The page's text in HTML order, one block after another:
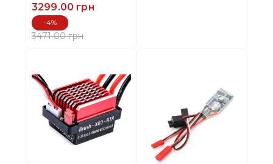
3299.00 грн
-4%
3471.00 грн